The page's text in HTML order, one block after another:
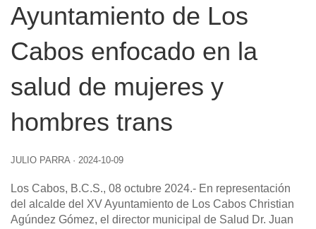
Ayuntamiento de Los
Cabos enfocado en la
salud de mujeres y
hombres trans
JULIO PARRA · 2024-10-09
Los Cabos, B.C.S., 08 octubre 2024.- En representación
del alcalde del XV Ayuntamiento de Los Cabos Christian
Agúndez Gómez, el director municipal de Salud Dr. Juan